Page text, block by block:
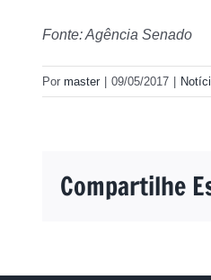
Fonte: Agência Senado
Por master 09/05/2017
Compartilhe